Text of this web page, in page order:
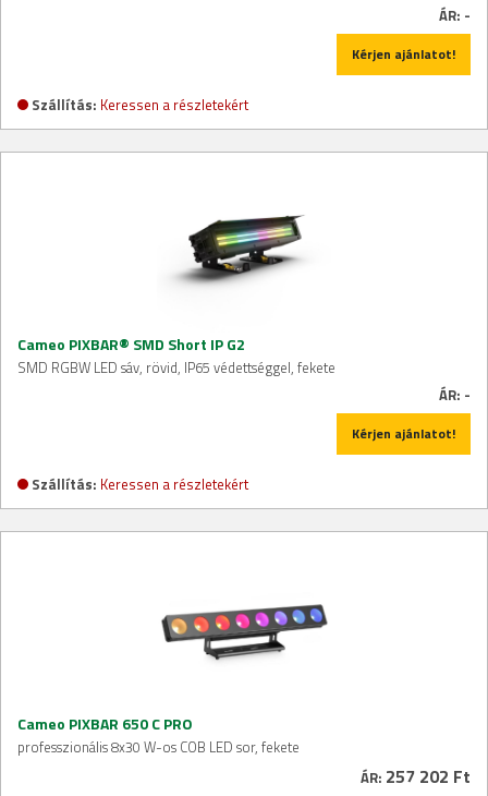
ÁR: -
Kérjen ajánlatot!
Szállítás: Keressen a részletekért
Cameo PIXBAR® SMD Short IP G2
SMD RGBW LED sáv, rövid, IP65 védettséggel, fekete
ÁR: -
Kérjen ajánlatot!
Szállítás: Keressen a részletekért
Cameo PIXBAR 650 C PRO
professzionális 8x30 W-os COB LED sor, fekete
ÁR: 257 202 Ft